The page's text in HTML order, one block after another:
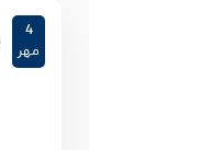
4
مهر